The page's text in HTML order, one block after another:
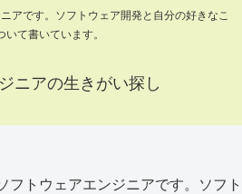
アです。ソフトウェア開発と自分の好きなこ
いて書いています。
ニアの生きがい探し
フトウェアエンジニアです。ソフト